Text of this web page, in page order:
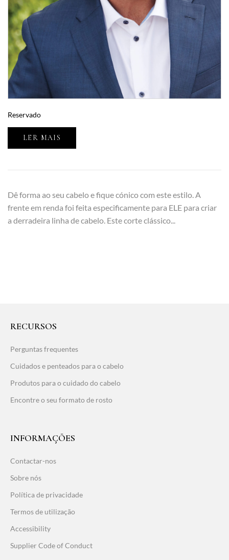
Reservado
LER MAIS
Dê forma ao seu cabelo e fique cónico com este estilo. A
frente em renda foi feita especificamente para ELE para criar
a derradeira linha de cabelo. Este corte clássico...
RECURSOS
Perguntas frequentes
Cuidados e penteados para o cabelo
Produtos para o cuidado do cabelo
Encontre o seu formato de rosto
INFORMAÇÕES
Contactar-nos
Sobre nós
Política de privacidade
Termos de utilização
Accessibility
Supplier Code of Conduct